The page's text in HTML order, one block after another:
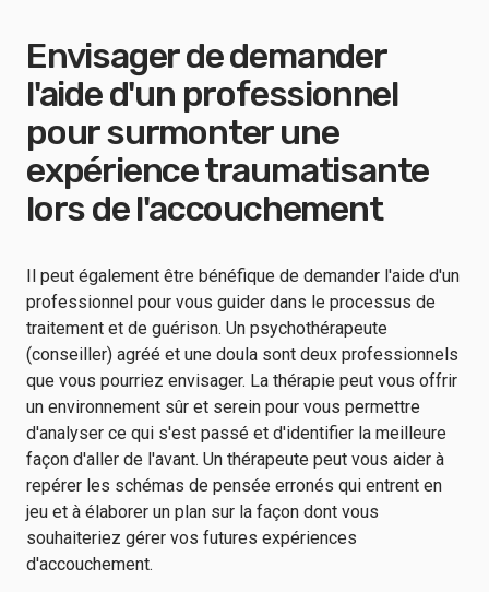
Envisager de demander
l'aide d'un professionnel
pour surmonter une
expérience traumatisante
lors de l'accouchement
Il peut également être bénéfique de demander l'aide d'un
professionnel pour vous guider dans le processus de
traitement et de guérison. Un psychothérapeute
(conseiller) agréé et une doula sont deux professionnels
que vous pourriez envisager. La thérapie peut vous offrir
un environnement sûr et serein pour vous permettre
d'analyser ce qui s'est passé et d'identifier la meilleure
façon d'aller de l'avant. Un thérapeute peut vous aider à
repérer les schémas de pensée erronés qui entrent en
jeu et à élaborer un plan sur la façon dont vous
souhaiteriez gérer vos futures expériences
d'accouchement.